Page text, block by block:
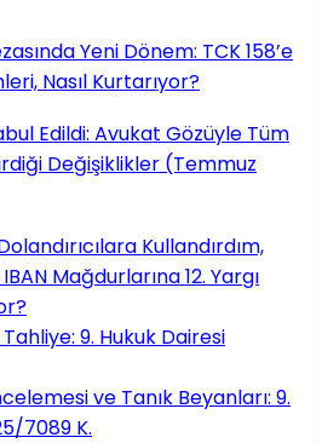
Yeni Dönem: TCK 158’e
Nasıl Kurtarıyor?
Edildi: Avukat Gözüyle Tüm
Değişiklikler (Temmuz
Kullandırdım,
Mağdurlarına 12. Yargı
9. Hukuk Dairesi
ve Tanık Beyanları: 9.
7089 K.